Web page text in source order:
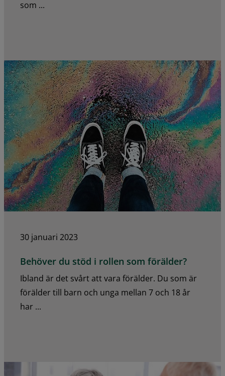
som ...
30 januari 2023
Behöver du stöd i rollen som förälder?
Ibland är det svårt att vara förälder. Du som är
förälder till barn och unga mellan 7 och 18 år
har ...